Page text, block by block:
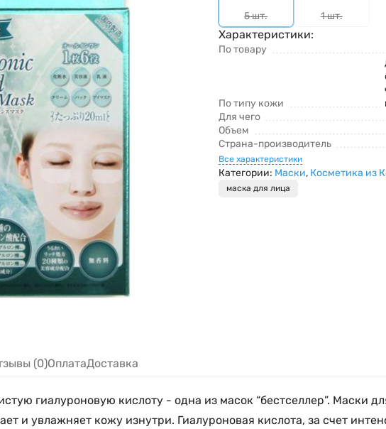
5 шт. 1 шт.
Характеристики:
По товару
По типу кожи
Для чего
Объем
Страна-производитель
Все характеристики
Категории: Маски, Косметика из
маска для лица
(0)ОплатаДоставка
гиалуроновую кислоту - одна из масок “бестселлер”. Маски
и увлажняет кожу изнутри. Гиалуроновая кислота, за счет